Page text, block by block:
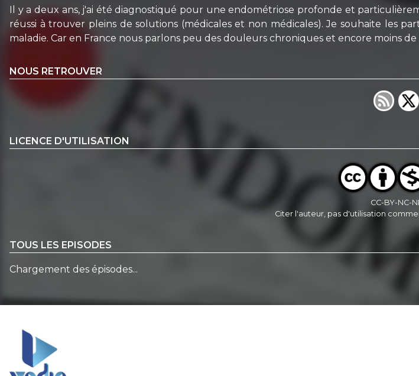
Il y a deux ans, j'ai été diagnostiqué pour une endométriose profonde et
réussi à trouver pleins de solutions (médicales et non médicales). Je souhaite les
maladie. Car en France nous parlons peu des douleurs chroniques et encore moins
NOUS RETROUVER
LICENCE D'UTILISATION
CC-BY-NC-
Citer l'auteur, pas d'utilisation
TOUS LES EPISODES
Chargement des épisodes...